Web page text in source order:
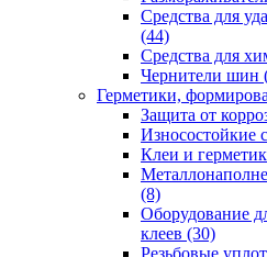
Средства для
(44)
Средства для
Чернители шин
Герметики,
Защита от
Износостойкие
Клеи и
(8)
Оборудование
клеев (30)
Резьбовые